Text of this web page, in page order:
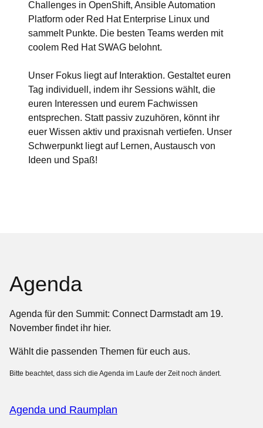
Challenges in OpenShift, Ansible Automation
Platform oder Red Hat Enterprise Linux und
sammelt Punkte. Die besten Teams werden mit
coolem Red Hat SWAG belohnt.
Unser Fokus liegt auf Interaktion. Gestaltet euren
Tag individuell, indem ihr Sessions wählt, die
euren Interessen und eurem Fachwissen
entsprechen. Statt passiv zuzuhören, könnt ihr
euer Wissen aktiv und praxisnah vertiefen. Unser
Schwerpunkt liegt auf Lernen, Austausch von
Ideen und Spaß!
Agenda
Agenda für den Summit: Connect Darmstadt am 19.
November findet ihr hier.
Wählt die passenden Themen für euch aus.
Bitte beachtet, dass sich die Agenda im Laufe der Zeit noch ändert.
Agenda und Raumplan